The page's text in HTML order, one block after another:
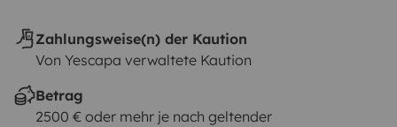
Zahlungsweise(n) der Kaution
Von Yescapa verwaltete Kaution
Betrag
2500 € oder mehr je nach geltender